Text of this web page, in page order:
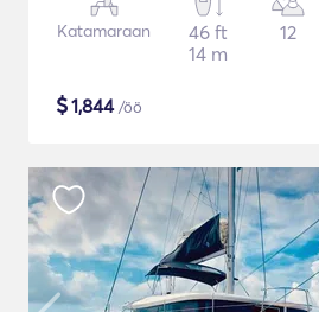
Katamaraan
46 ft
14 m
12
$1,844/öö